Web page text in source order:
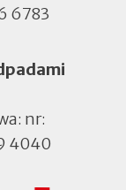
6783
nr:
4040